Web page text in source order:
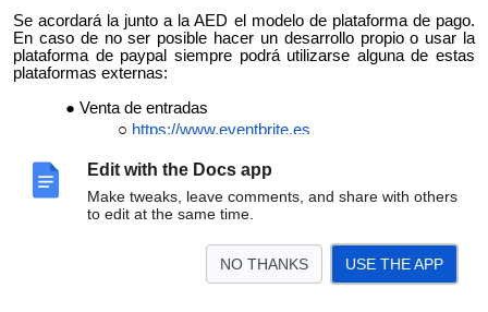
Edit with the Docs app
Make tweaks, leave comments, and share with others
to edit at the same time.
NO THANKS USE THE APP
Se acordará la junto a la AED el modelo de plataforma de pago.
En caso de no ser posible hacer un desarrollo propio o usar la
plataforma de paypal siempre podrá utilizarse alguna de estas
plataformas externas:
Venta de entradas
https://www.eventbrite.es
4,50% +0,99 € por entrada vendida. Max
9,95 €
10€ - 1,44€
https://www.ticketea.com
http://features.ticketea.com/precios/